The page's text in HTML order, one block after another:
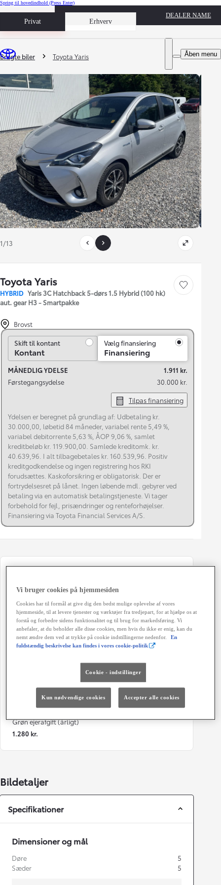
Spring til hovedindhold (Press Enter)
Privat Erhverv
Book prøvetur
DEALER NAME
Åben menu
Du er her
Brugte biler Toyota Yaris
1/13
Toyota Yaris
HYBRID Yaris 3C Hatchback 5-dørs 1.5 Hybrid (100 hk)
aut. gear H3 - Smartpakke
Gem bil
Brovst
Skift til kontant
Skift til kontant
Kontant
Vælg finansiering
Finansiering
MÅNEDLIG YDELSE
1.911 kr.
Førstegangsydelse
30.000 kr.
Tilpas finansiering
Ydelsen er beregnet på grundlag af: Udbetaling kr.
30.000,00, løbetid 84 måneder, variabel rente 5,49 %,
variabel debitorrente 5,63 %, ÅOP 9,06 %, samlet
kreditbeløb kr. 119.900,00. Samlede kreditomk. kr.
40.639,96. I alt tilbagebetales kr. 160.539,96. Positiv
kreditgodkendelse og ingen registrering hos RKI
forudsættes. Kaskoforsikring er obligatorisk. Der er
fortrydelsesret på lånet. Ingen løbende mdl. gebyrer ved
betaling via en automatisk betalingstjeneste. Vi tager
forbehold for fejl, prisændringer og renteforhøjelser.
Finansiering via Toyota Financial Services A/S.
06-2020
2019
Kilometertal
30.000 km
Brændstof
Hybrid Benzin
Karosseri
Hatchback 5-dørs
Hestekræfter
100 HK
Geartype
Automatisk gearkasse
Grøn ejerafgift (årligt)
1.280 kr.
Bildetaljer
Specifikationer
Dimensioner og mål
Døre
5
Sæder
5
Vi bruger cookies på hjemmesiden
Cookies har til formål at give dig den bedst mulige oplevelse af vores
hjemmeside, til at levere tjenester og værktøjer fra tredjepart, for at hjælpe os at
forstå og forbedre sidens funktionalitet og til brug for markedsføring. Vi
anbefaler, at du beholder alle disse cookies, men hvis du ikke er enig, kan du
nemt ændre dem ved at trykke på cookie indstillingerne nedenfor.
En
fuldstændig beskrivelse kan findes i vores cookie-politik
Cookie - indstillinger
Kun nødvendige cookies Accepter alle cookies